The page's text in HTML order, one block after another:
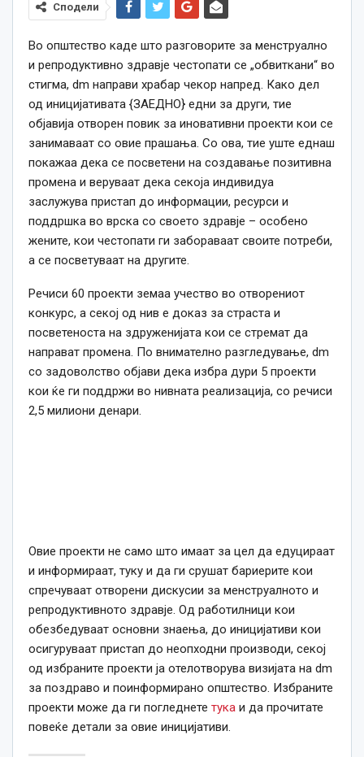
Сподели
Во општество каде што разговорите за менструално
и репродуктивно здравје честопати се „обвиткани“ во
стигма, dm направи храбар чекор напред. Како дел
од иницијативата {ЗАЕДНО} едни за други, тие
објавија отворен повик за иновативни проекти кои се
занимаваат со овие прашања. Со ова, тие уште еднаш
покажаа дека се посветени на создавање позитивна
промена и веруваат дека секоја индивидуа
заслужува пристап до информации, ресурси и
поддршка во врска со своето здравје – особено
жените, кои честопати ги забораваат своите потреби,
а се посветуваат на другите.
Речиси 60 проекти земаа учество во отворениот
конкурс, а секој од нив е доказ за страста и
посветеноста на здруженијата кои се стремат да
направат промена. По внимателно разгледување, dm
со задоволство објави дека избра дури 5 проекти
кои ќе ги поддржи во нивната реализација, со речиси
2,5 милиони денари.
Овие проекти не само што имаат за цел да едуцираат
и информираат, туку и да ги срушат бариерите кои
спречуваат отворени дискусии за менструалното и
репродуктивното здравје. Од работилници кои
обезбедуваат основни знаења, до иницијативи кои
осигуруваат пристап до неопходни производи, секој
од избраните проекти ја отелотворува визијата на dm
за поздраво и поинформирано општество. Избраните
проекти може да ги погледнете тука и да прочитате
повеќе детали за овие иницијативи.